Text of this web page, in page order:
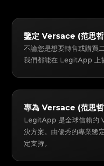
鑒定 Versace (范思
不論您是想要轉售或購買
我們都能在 LegitApp 上
專為 Versace (范思
LegitApp 是全球信賴的
決方案。由優秀的專業鑒
定支持。